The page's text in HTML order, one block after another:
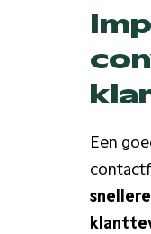
Een